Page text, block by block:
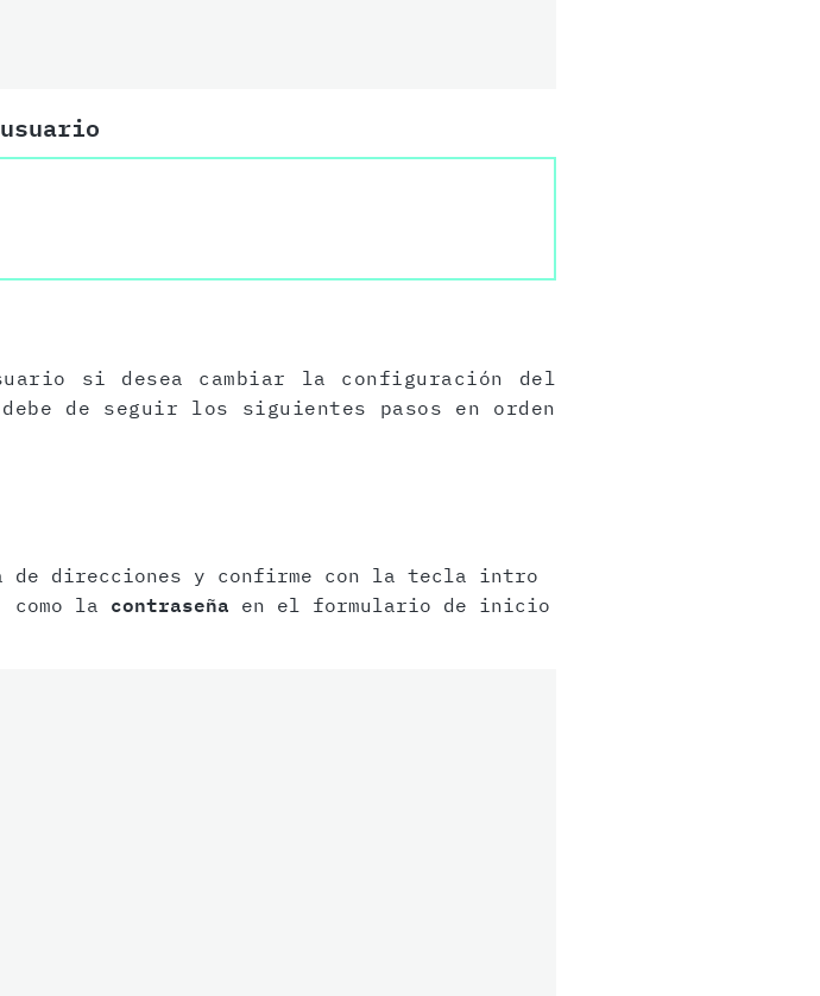
si desea cambiar la configuración del
debe de seguir los siguientes pasos en orden
de direcciones y confirme con la tecla intro
como la contraseña en el formulario de inicio